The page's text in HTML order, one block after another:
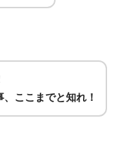
ここまでと知れ！